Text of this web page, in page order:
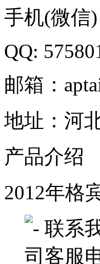
手机(微信
QQ:
邮箱：
地址：河
产品介绍
2012年格